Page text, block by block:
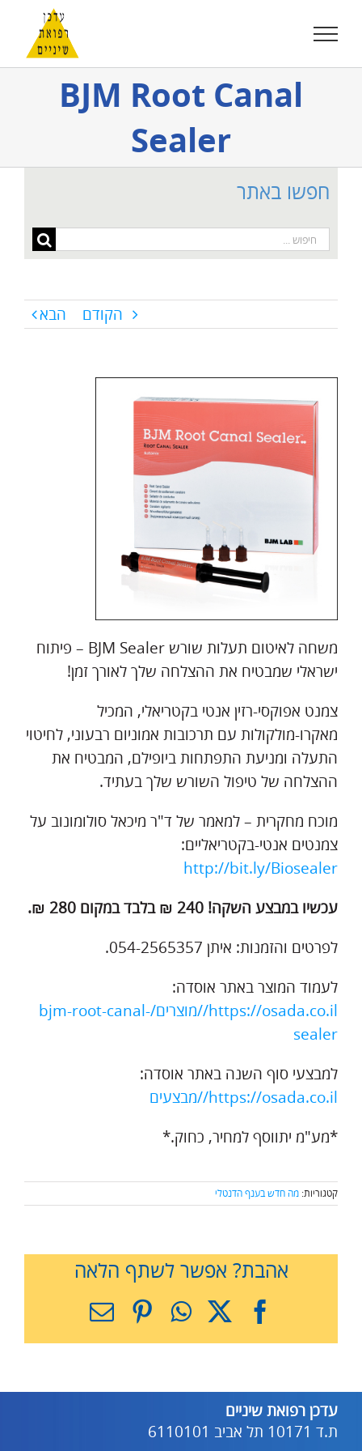
לתוכן
BJM Root Canal
Sealer
הקודם הבא
משחה לאיטום תעלות שורש BJM Sealer – פיתוח
ישראלי שמבטיח את ההצלחה שלך לאורך זמן!
צמנט אפוקסי-רזין אנטי בקטריאלי, המכיל
מאקרו-מולקולות עם תרכובות אמוניום רבעוני, לחיטוי
התעלה ומניעת התפתחות ביופילם, המבטיח את
ההצלחה של טיפול השורש שלך בעתיד.
מוכח מחקרית – למאמר של ד"ר מיכאל סולומונוב על
צמנטים אנטי-בקטריאליים:
http://bit.ly/Biosealer
עכשיו במבצע השקה! 240 ₪ בלבד במקום 280 ₪.
לפרטים והזמנות: איתן 054-2565357.
לעמוד המוצר באתר אוסדה:
https://osada.co.il//מוצרים/bjm-root-canal-
sealer
למבצעי סוף השנה באתר אוסדה:
https://osada.co.il//מבצעים
*מע"מ יתווסף למחיר, כחוק.*
קטגוריות: מה חדש בענף הדנטלי
אהבת? אפשר לשתף הלאה
Facebook
X
WhatsApp
Pinterest
כתובת
חפשו באתר
חיפוש...
עדכן רפואת שיניים
ת.ד 10171 תל אביב 6110101